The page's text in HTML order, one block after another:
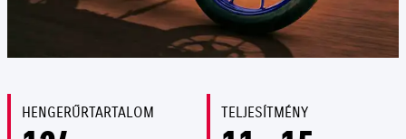
HENGERŰRTARTALOM TELJESÍTMÉNY